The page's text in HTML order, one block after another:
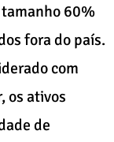
60%
fora do país.
com
os ativos
de